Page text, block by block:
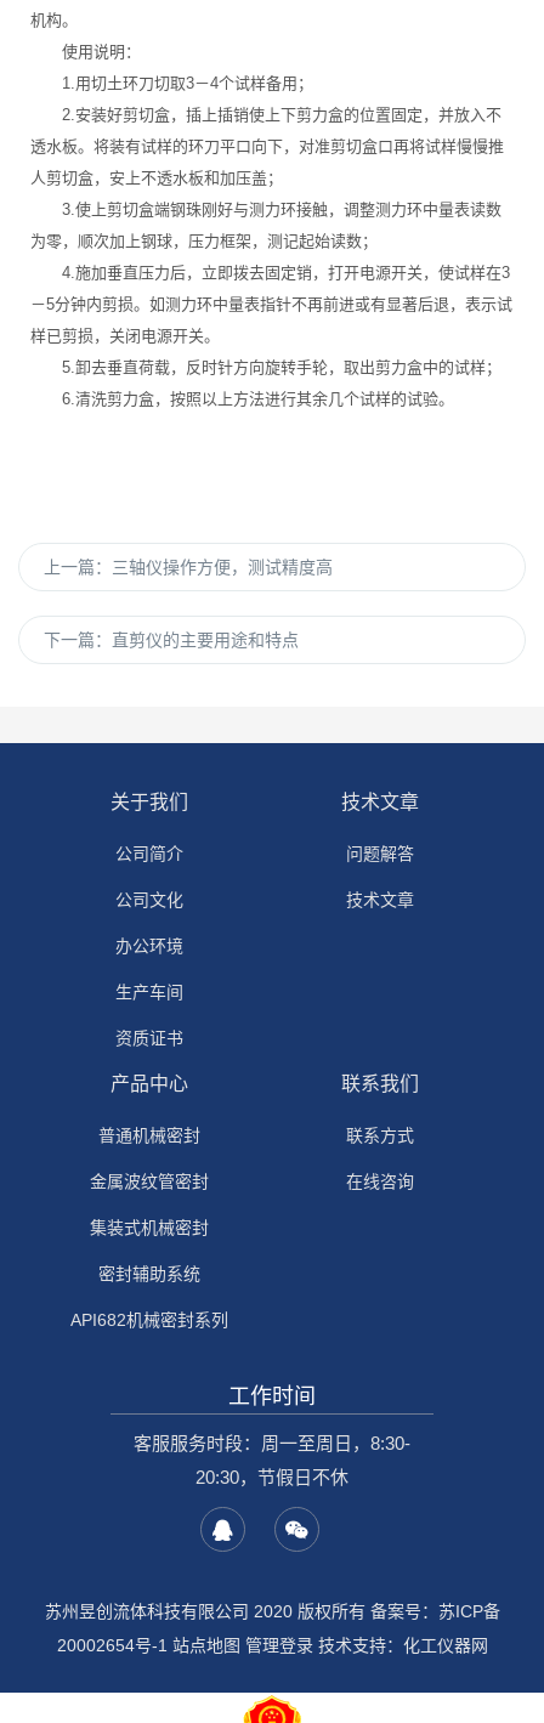
机构。
使用说明：
1.用切土环刀切取3－4个试样备用；
2.安装好剪切盒，插上插销使上下剪力盒的位置固定，并放入不
透水板。将装有试样的环刀平口向下，对准剪切盒口再将试样慢慢推
人剪切盒，安上不透水板和加压盖；
3.使上剪切盒端钢珠刚好与测力环接触，调整测力环中量表读数
为零，顺次加上钢球，压力框架，测记起始读数；
4.施加垂直压力后，立即拨去固定销，打开电源开关，使试样在3
－5分钟内剪损。如测力环中量表指针不再前进或有显著后退，表示试
样已剪损，关闭电源开关。
5.卸去垂直荷载，反时针方向旋转手轮，取出剪力盒中的试样；
6.清洗剪力盒，按照以上方法进行其余几个试样的试验。
上一篇： 三轴仪操作方便，测试精度高
下一篇： 直剪仪的主要用途和特点
关于我们
公司简介
公司文化
办公环境
生产车间
资质证书
技术文章
问题解答
技术文章
产品中心
普通机械密封
金属波纹管密封
集装式机械密封
密封辅助系统
API682机械密封系列
联系我们
联系方式
在线咨询
工作时间
客服服务时段：周一至周日，8:30-
20:30，节假日不休
苏州昱创流体科技有限公司 2020 版权所有 备案号： 苏ICP备
20002654号-1 站点地图 管理登录技术支持： 化工仪器网